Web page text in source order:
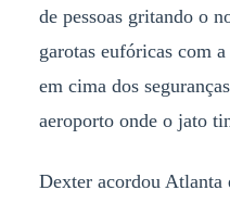
de pessoas gritando o
garotas eufóricas com
em cima dos
aeroporto onde o jato
Dexter acordou Atlanta